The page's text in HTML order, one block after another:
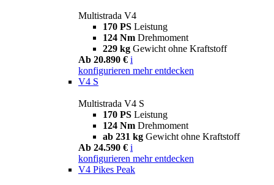
Multistrada V4
170 PS Leistung
124 Nm Drehmoment
229 kg Gewicht ohne Kraftstoff
Ab 20.890 € i
konfigurieren mehr entdecken
V4 S
Multistrada V4 S
170 PS Leistung
124 Nm Drehmoment
ab 231 kg Gewicht ohne Kraftstoff
Ab 24.590 € i
konfigurieren mehr entdecken
V4 Pikes Peak